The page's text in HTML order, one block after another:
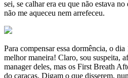
sei, se calhar era eu que não estava
não me aqueceu nem arrefeceu.
Para compensar essa dormência, o
melhor maneira! Claro, sou suspeita,
manager deles, mas os First Breath
do caraças. Digam o que disserem,